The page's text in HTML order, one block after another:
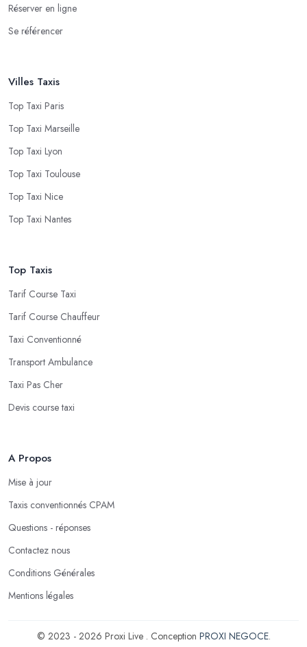
Réserver en ligne
Se référencer
Villes Taxis
Top Taxi Paris
Top Taxi Marseille
Top Taxi Lyon
Top Taxi Toulouse
Top Taxi Nice
Top Taxi Nantes
Top Taxis
Tarif Course Taxi
Tarif Course Chauffeur
Taxi Conventionné
Transport Ambulance
Taxi Pas Cher
Devis course taxi
A Propos
Mise à jour
Taxis conventionnés CPAM
Questions - réponses
Contactez nous
Conditions Générales
Mentions légales
© 2023 - 2026 Proxi Live . Conception PROXI NEGOCE.